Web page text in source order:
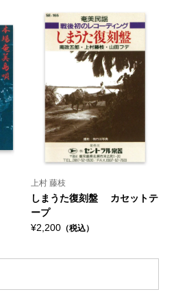
上村 藤枝
しまうた復刻盤 カセットテ
ープ
¥2,200 （税込）